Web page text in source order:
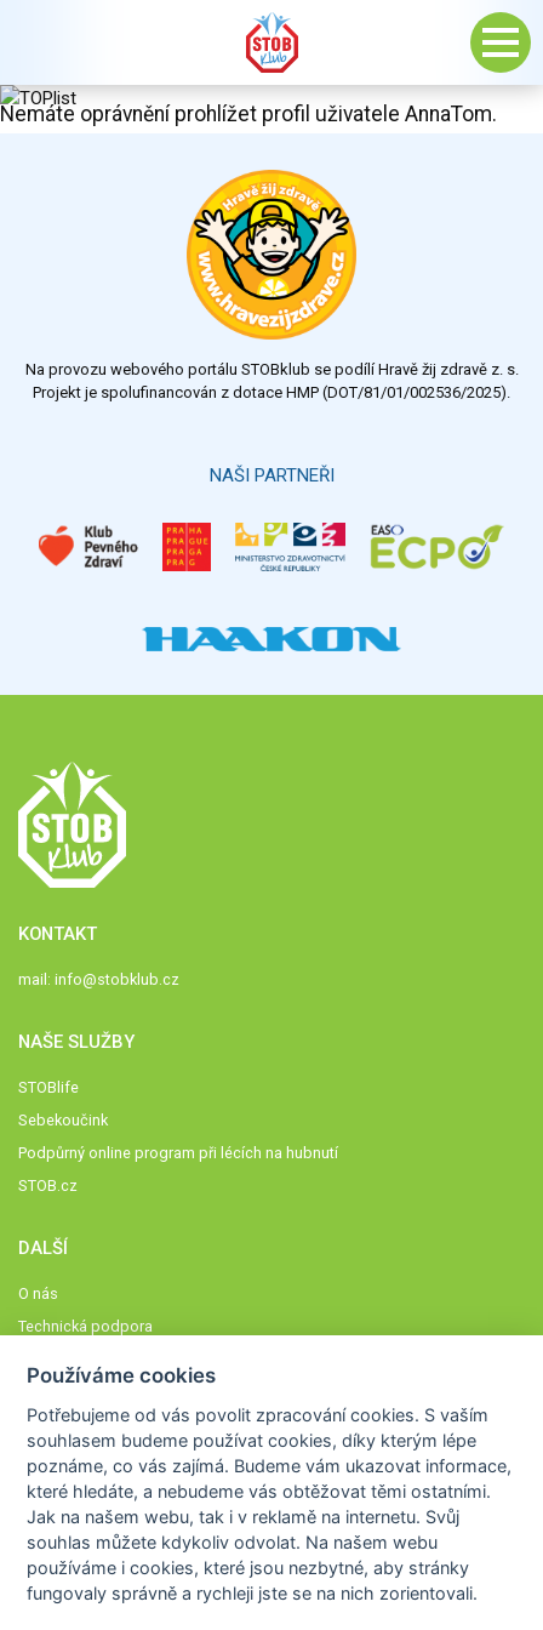
Nemáte oprávnění prohlížet profil uživatele AnnaTom.
Na provozu webového portálu STOBklub se podílí Hravě žij zdravě z. s.
Projekt je spolufinancován z dotace HMP (DOT/81/01/002536/2025).
NAŠI PARTNEŘI
KONTAKT
mail: info@stobklub.cz
NAŠE SLUŽBY
STOBlife
Sebekoučink
Podpůrný online program při lécích na hubnutí
STOB.cz
DALŠÍ
O nás
Technická podpora
Členové STOBklubu
Zásady nakládání s osobními údaji
Otestujte se
Spočítejte si
Výzva 52
Používáme cookies
Potřebujeme od vás povolit zpracování cookies. S vaším
souhlasem budeme používat cookies, díky kterým lépe
poznáme,co vás zajímá. Budeme vám ukazovat informace,
které hledáte, a nebudeme vás obtěžovat těmi ostatními.
Jak na našem webu, tak i v reklamě na internetu. Svůj
souhlas můžete kdykoliv odvolat. Na našem webu
používáme i cookies, které jsou nezbytné, aby stránky
fungovaly správně a rychleji jste se na nich zorientovali.